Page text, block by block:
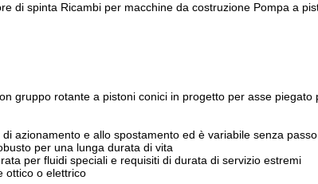
di spinta Ricambi per macchine da costruzione Pompa a
gruppo rotante a pistoni conici in progetto per asse
azionamento e allo spostamento ed è variabile senza
per una lunga durata di vita
per fluidi speciali e requisiti di durata di servizio estremi
ottico o elettrico